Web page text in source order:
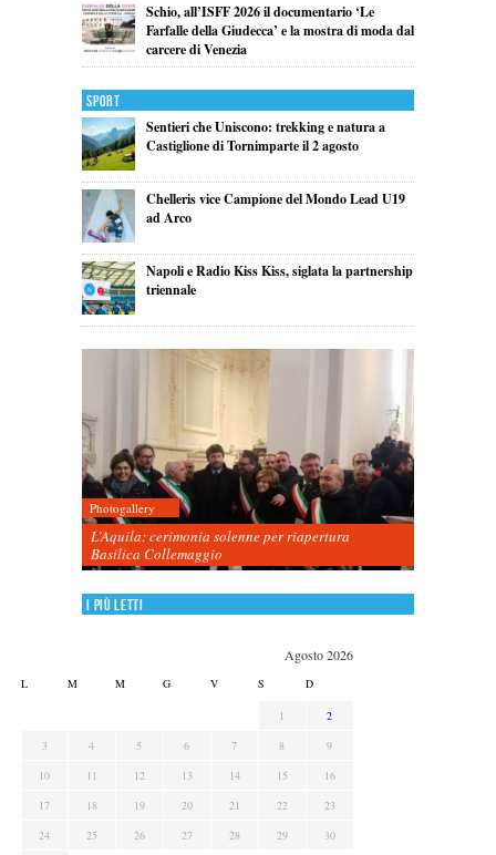
Schio, all’ISFF 2026 il documentario ‘Le
Farfalle della Giudecca’ e la mostra di moda dal
carcere di Venezia
Sport
Sentieri che Uniscono: trekking e natura a
Castiglione di Tornimparte il 2 agosto
Chelleris vice Campione del Mondo Lead U19
ad Arco
Napoli e Radio Kiss Kiss, siglata la partnership
triennale
Photogallery
L’Aquila: cerimonia solenne per riapertura
Basilica Collemaggio
I più letti
Agosto 2026
L M M G V S D
1
2
3
4 5 6 7 8
9
10
11 12 13 14 15
16
17
18 19 20 21 22
23
24
25 26 27 28 29
30